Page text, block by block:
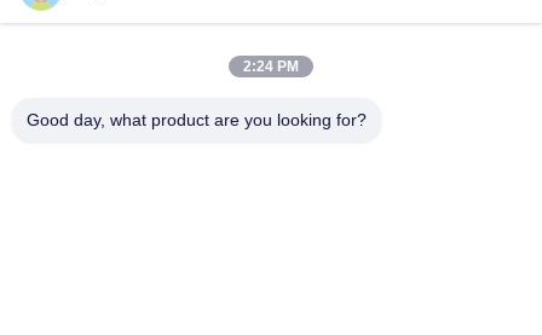
De Bakstenen van de
2:24 PM
Good day, what product are you looking for?